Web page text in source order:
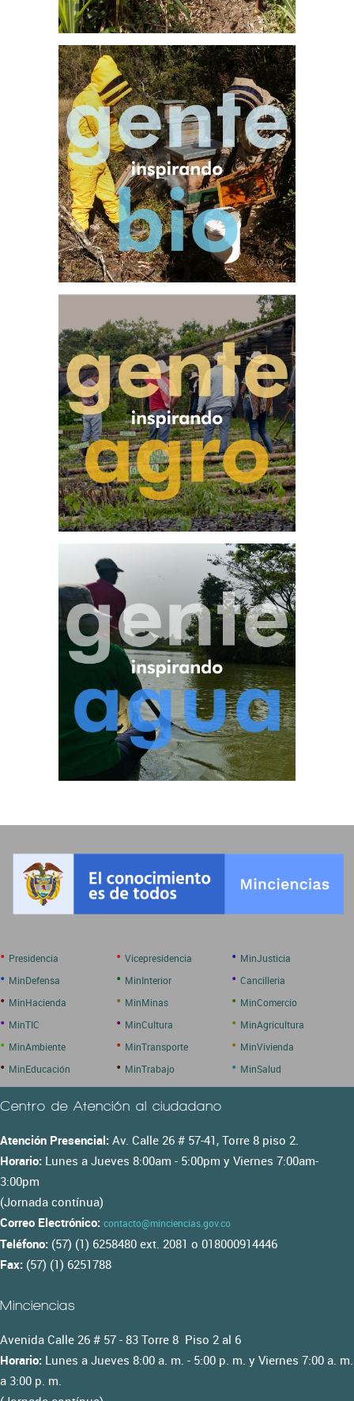
• Presidencia • Vicepresidencia • MinJusticia
• MinDefensa • MinInterior • Cancilleria
• MinHacienda • MinMinas • MinComercio
• MinTIC • MinCultura • MinAgricultura
• MinAmbiente • MinTransporte • MinVivienda
• MinEducación • MinTrabajo • MinSalud
Centro de Atención al ciudadano
Atención Presencial: Av. Calle 26 # 57-41, Torre 8 piso 2.
Horario: Lunes a Jueves 8:00am - 5:00pm y Viernes 7:00am-
3:00pm
(Jornada contínua)
Correo Electrónico: contacto@minciencias.gov.co
Teléfono: (57) (1) 6258480 ext. 2081 o 018000914446
Fax: (57) (1) 6251788
Minciencias
Avenida Calle 26 # 57 - 83 Torre 8 Piso 2 al 6
Horario: Lunes a Jueves 8:00 a. m. - 5:00 p. m. y Viernes 7:00 a. m.
a 3:00 p. m.